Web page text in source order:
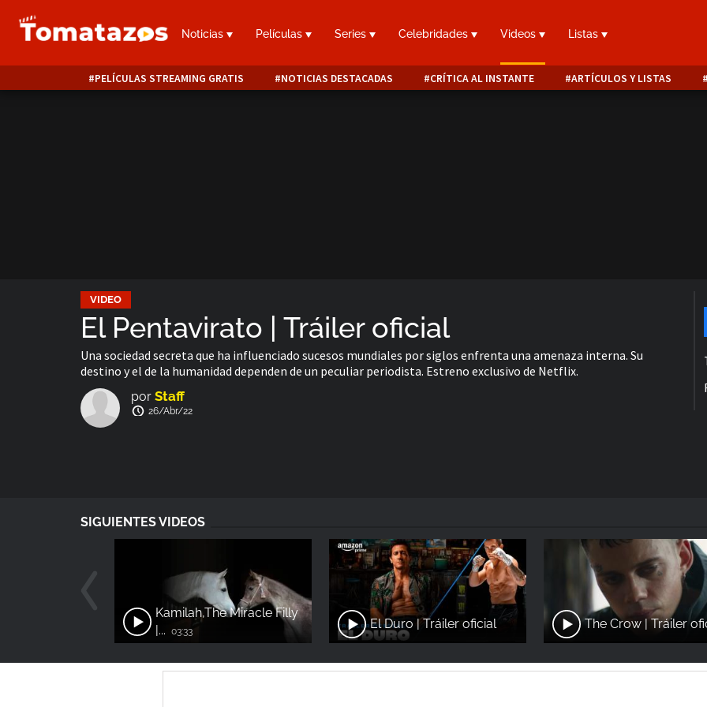
Noticias Películas Series Celebridades Videos Listas
PELÍCULAS STREAMING GRATIS NOTICIAS DESTACADAS CRÍTICA AL INSTANTE ARTÍCULOS Y LISTAS
VIDEO
El Pentavirato | Tráiler oficial
Una sociedad secreta que ha influenciado sucesos mundiales por siglos enfrenta una amenaza interna. Su
destino y el de la humanidad dependen de un peculiar periodista. Estreno exclusivo de Netflix.
por Staff
26/Abr/22
SIGUIENTES VIDEOS
Kamilah,The Miracle Filly
|...
03:33 El Duro | Tráiler oficial The Crow | Tráiler